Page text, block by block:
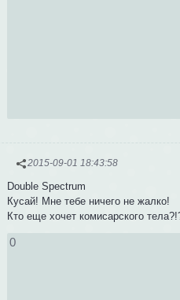
2015-09-01 18:43:58
Double Spectrum
Кусай! Мне тебе ничего не жалко!
Кто еще хочет комисарского
0